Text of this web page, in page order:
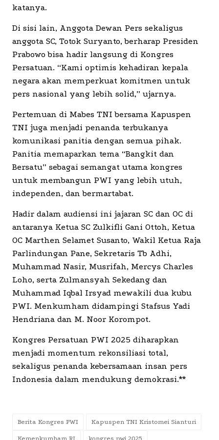
katanya.
Di sisi lain, Anggota Dewan Pers sekaligus
anggota SC, Totok Suryanto, berharap Presiden
Prabowo bisa hadir langsung di Kongres
Persatuan. “Kami optimis kehadiran kepala
negara akan memperkuat komitmen untuk
pers nasional yang lebih solid,” ujarnya.
Pertemuan di Mabes TNI bersama Kapuspen
TNI juga menjadi penanda terbukanya
komunikasi panitia dengan semua pihak.
Panitia memaparkan tema “Bangkit dan
Bersatu” sebagai semangat utama kongres
untuk membangun PWI yang lebih utuh,
independen, dan bermartabat.
Hadir dalam audiensi ini jajaran SC dan OC di
antaranya Ketua SC Zulkifli Gani Ottoh, Ketua
OC Marthen Selamet Susanto, Wakil Ketua Raja
Parlindungan Pane, Sekretaris Tb Adhi,
Muhammad Nasir, Musrifah, Mercys Charles
Loho, serta Zulmansyah Sekedang dan
Muhammad Iqbal Irsyad mewakili dua kubu
PWI. Menkumham didampingi Stafsus Yadi
Hendriana dan M. Noor Korompot.
Kongres Persatuan PWI 2025 diharapkan
menjadi momentum rekonsiliasi total,
sekaligus penanda kebersamaan insan pers
Indonesia dalam mendukung demokrasi.**
Berita Kongres PWI Kapuspen TNI Kristomei Sianturi
Kemenkumham RI kongres pwi 2025